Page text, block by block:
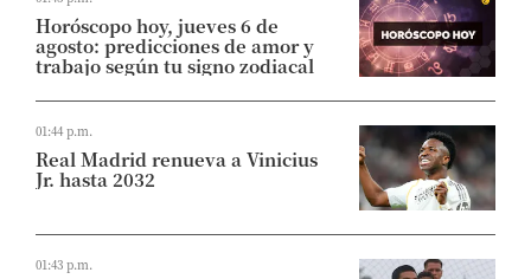
Horóscopo hoy, jueves 6 de
agosto: predicciones de amor y
trabajo según tu signo zodiacal
01:44 p.m.
Real Madrid renueva a Vinicius
Jr. hasta 2032
01:43 p.m.